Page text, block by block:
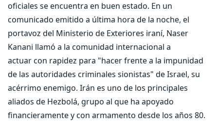
oficiales se encuentra en buen estado. En un
comunicado emitido a última hora de la noche, el
portavoz del Ministerio de Exteriores iraní, Naser
Kanani llamó a la comunidad internacional a
actuar con rapidez para "hacer frente a la impunidad
de las autoridades criminales sionistas" de Israel, su
acérrimo enemigo. Irán es uno de los principales
aliados de Hezbolá, grupo al que ha apoyado
financieramente y con armamento desde los años 80.